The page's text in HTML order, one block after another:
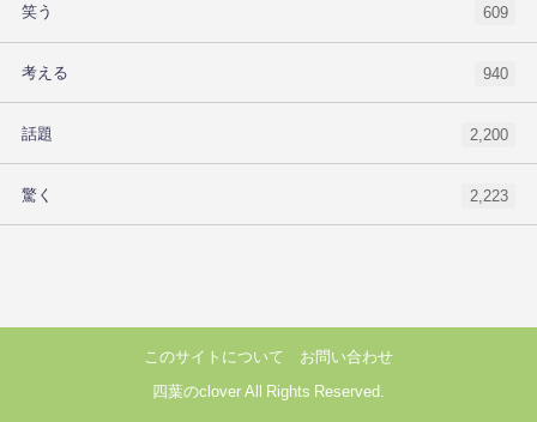
笑う 609
考える 940
話題 2,200
驚く 2,223
このサイトについて お問い合わせ
四葉のclover All Rights Reserved.